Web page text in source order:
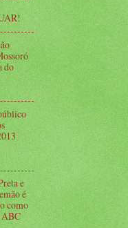
do
e
é
como